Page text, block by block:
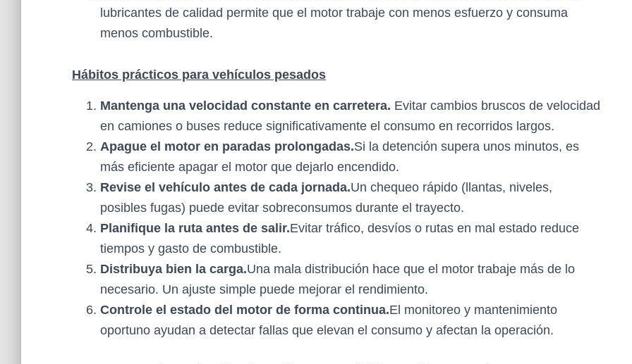
lubricantes de calidad permite que el motor trabaje con menos esfuerzo y consuma
menos combustible.
Hábitos prácticos para vehículos pesados
Mantenga una velocidad constante en carretera. Evitar cambios bruscos de velocidad
en camiones o buses reduce significativamente el consumo en recorridos largos.
Apague el motor en paradas prolongadas.Si la detención supera unos minutos, es
más eficiente apagar el motor que dejarlo encendido.
Revise el vehículo antes de cada jornada.Un chequeo rápido (llantas, niveles,
posibles fugas) puede evitar sobreconsumos durante el trayecto.
Planifique la ruta antes de salir.Evitar tráfico, desvíos o rutas en mal estado reduce
tiempos y gasto de combustible.
Distribuya bien la carga.Una mala distribución hace que el motor trabaje más de lo
necesario. Un ajuste simple puede mejorar el rendimiento.
Controle el estado del motor de forma continua.El monitoreo y mantenimiento
oportuno ayudan a detectar fallas que elevan el consumo y afectan la operación.